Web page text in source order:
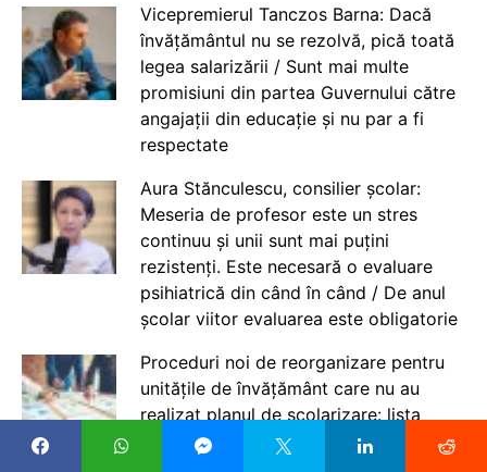
Vicepremierul Tanczos Barna: Dacă
învățământul nu se rezolvă, pică toată
legea salarizării / Sunt mai multe
promisiuni din partea Guvernului către
angajații din educație și nu par a fi
respectate
Aura Stănculescu, consilier școlar:
Meseria de profesor este un stres
continuu și unii sunt mai puțini
rezistenți. Este necesară o evaluare
psihiatrică din când în când / De anul
școlar viitor evaluarea este obligatorie
Proceduri noi de reorganizare pentru
unitățile de învățământ care nu au
realizat planul de școlarizare: lista
acestora trebuie stabilită cu autoritățile